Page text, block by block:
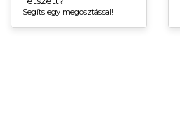
Segíts egy megosztással!